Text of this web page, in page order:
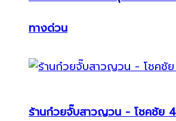
ทางด่วน
ร้านก๋วยจั๊บสาวญวน - โชคชัย 4